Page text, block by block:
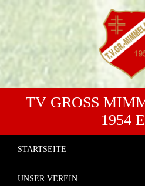
TV GROSS
954
STARTSEITE
UNSER VEREIN